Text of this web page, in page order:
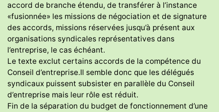
accord de branche étendu, de transférer à l’instance
«fusionnée» les missions de négociation et de signature
des accords, missions réservées jusqu’à présent aux
organisations syndicales représentatives dans
l’entreprise, le cas échéant.
Le texte exclut certains accords de la compétence du
Conseil d’entreprise.Il semble donc que les délégués
syndicaux puissent subsister en parallèle du Conseil
d’entreprise mais leur rôle est réduit.
Fin de la séparation du budget de fonctionnement d’une